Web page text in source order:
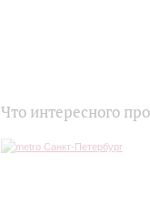
Что интересного